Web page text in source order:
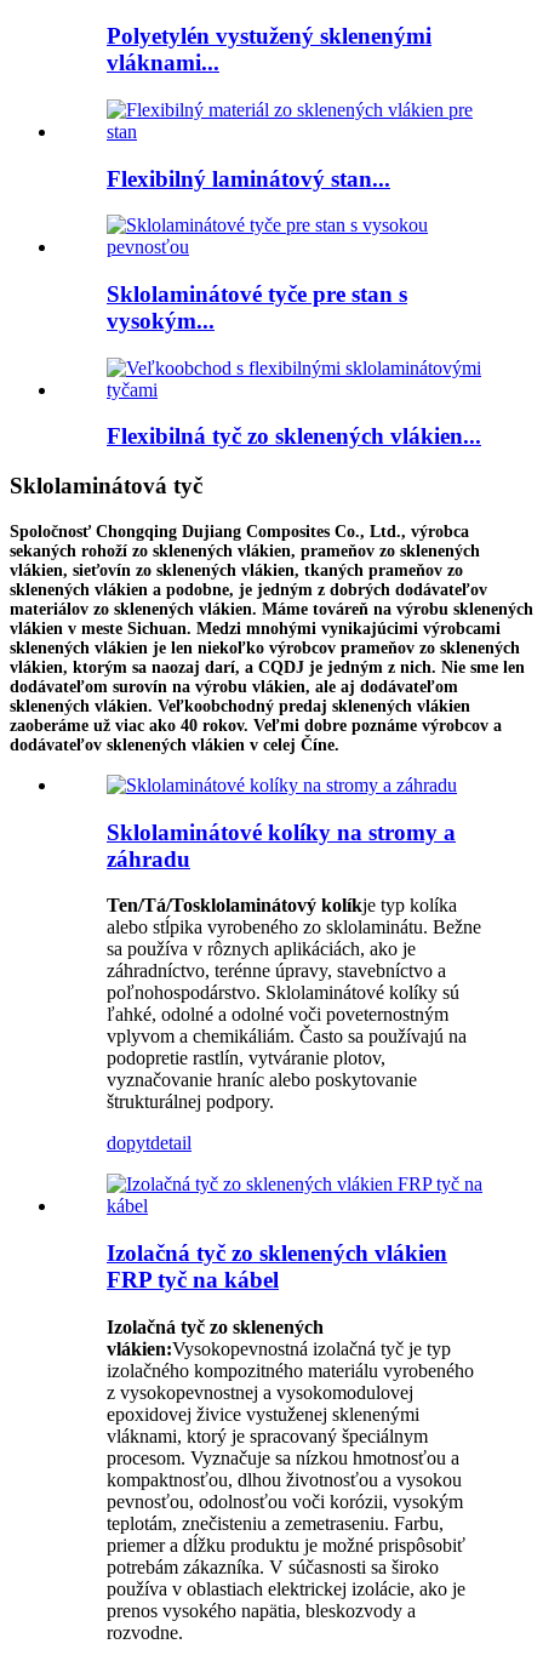
Polyetylén vystužený sklenenými
vláknami...
Flexibilný laminátový stan...
Sklolaminátové tyče pre stan s
vysokým...
Flexibilná tyč zo sklenených vlákien...
Sklolaminátová tyč
Spoločnosť Chongqing Dujiang Composites Co., Ltd., výrobca
sekaných rohoží zo sklenených vlákien, prameňov zo sklenených
vlákien, sieťovín zo sklenených vlákien, tkaných prameňov zo
sklenených vlákien a podobne, je jedným z dobrých dodávateľov
materiálov zo sklenených vlákien. Máme továreň na výrobu sklenených
vlákien v meste Sichuan. Medzi mnohými vynikajúcimi výrobcami
sklenených vlákien je len niekoľko výrobcov prameňov zo sklenených
vlákien, ktorým sa naozaj darí, a CQDJ je jedným z nich. Nie sme len
dodávateľom surovín na výrobu vlákien, ale aj dodávateľom
sklenených vlákien. Veľkoobchodný predaj sklenených vlákien
zaoberáme už viac ako 40 rokov. Veľmi dobre poznáme výrobcov a
dodávateľov sklenených vlákien v celej Číne.
Sklolaminátové kolíky na stromy a
záhradu
Ten/Tá/Tosklolaminátový kolíkje typ kolíka
alebo stĺpika vyrobeného zo sklolaminátu. Bežne
sa používa v rôznych aplikáciách, ako je
záhradníctvo, terénne úpravy, stavebníctvo a
poľnohospodárstvo. Sklolaminátové kolíky sú
ľahké, odolné a odolné voči poveternostným
vplyvom a chemikáliám. Často sa používajú na
podopretie rastlín, vytváranie plotov,
vyznačovanie hraníc alebo poskytovanie
štrukturálnej podpory.
dopytdetail
Izolačná tyč zo sklenených vlákien
FRP tyč na kábel
Izolačná tyč zo sklenených
vlákien:Vysokopevnostná izolačná tyč je typ
izolačného kompozitného materiálu vyrobeného
z vysokopevnostnej a vysokomodulovej
epoxidovej živice vystuženej sklenenými
vláknami, ktorý je spracovaný špeciálnym
procesom. Vyznačuje sa nízkou hmotnosťou a
kompaktnosťou, dlhou životnosťou a vysokou
pevnosťou, odolnosťou voči korózii, vysokým
teplotám, znečisteniu a zemetraseniu. Farbu,
priemer a dĺžku produktu je možné prispôsobiť
potrebám zákazníka. V súčasnosti sa široko
používa v oblastiach elektrickej izolácie, ako je
prenos vysokého napätia, bleskozvody a
rozvodne.